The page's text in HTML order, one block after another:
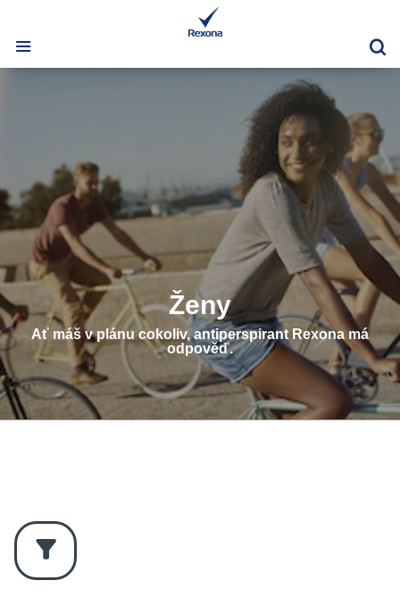
Ženy
Ať máš v plánu cokoliv, antiperspirant Rexona má
odpověď.